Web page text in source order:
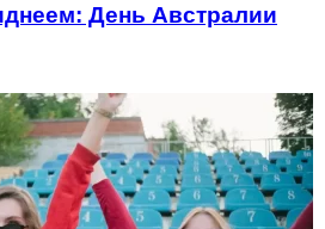
День Австралии